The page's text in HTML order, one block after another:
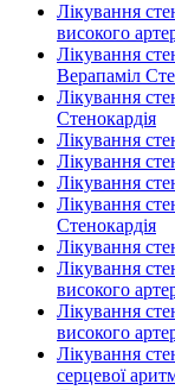
Лікування
високого
Лікування
Верапаміл
Лікування
Стенокардія
Лікування
Лікування
Лікування
Лікування
Стенокардія
Лікування
Лікування
високого
Лікування
високого
Лікування
серцевої